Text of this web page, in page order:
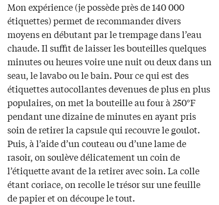
Mon expérience (je possède près de 140 000
étiquettes) permet de recommander divers
moyens en débutant par le trempage dans l’eau
chaude. Il suffit de laisser les bouteilles quelques
minutes ou heures voire une nuit ou deux dans un
seau, le lavabo ou le bain. Pour ce qui est des
étiquettes autocollantes devenues de plus en plus
populaires, on met la bouteille au four à 250°F
pendant une dizaine de minutes en ayant pris
soin de retirer la capsule qui recouvre le goulot.
Puis, à l’aide d’un couteau ou d’une lame de
rasoir, on soulève délicatement un coin de
l’étiquette avant de la retirer avec soin. La colle
étant coriace, on recolle le trésor sur une feuille
de papier et on découpe le tout.